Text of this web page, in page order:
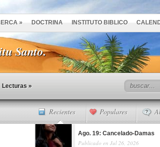
» DOCTRINA INSTITUTO BIBLICO
Santo.
Lecturas »
Recientes Populares
Ago. 19: Cancelado-Damas
Publicado en Jul 26, 2026